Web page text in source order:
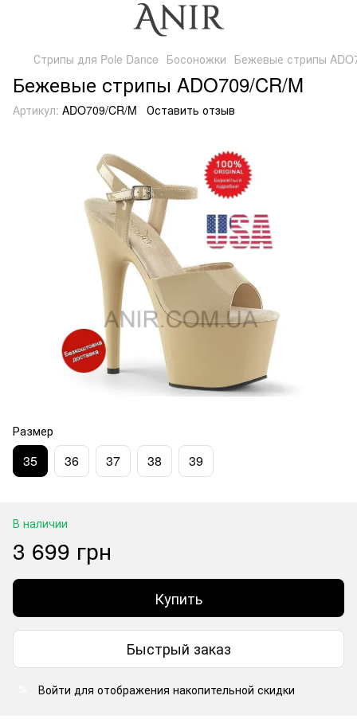
Стрипы для Pole Dance Босоножки Бежевые стрипы
Бежевые стрипы ADO709/CR/M
Артикул: ADO709/CR/M Оставить отзыв
Размер
35 36 37 38 39
В наличии
3 699 грн
Купить
Быстрый заказ
Войти для отображения накопительной скидки